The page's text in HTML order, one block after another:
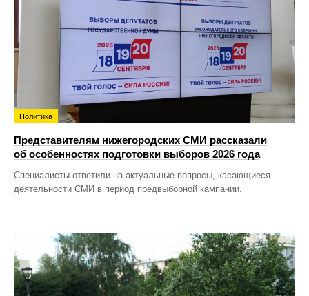
Политика
Представителям нижегородских СМИ рассказали
об особенностях подготовки выборов 2026 года
Специалисты ответили на актуальные вопросы, касающиеся
деятельности СМИ в период предвыборной кампании.